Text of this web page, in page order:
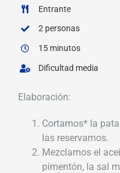
Entrante
2 personas
15 minutos
Dificultad media
Elaboración:
Cortamos* la
las reservamos.
Mezclamos el
pimentón, la sal